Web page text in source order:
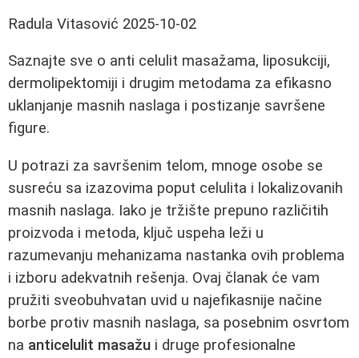
Radula Vitasović 2025-10-02
Saznajte sve o anti celulit masažama, liposukciji,
dermolipektomiji i drugim metodama za efikasno
uklanjanje masnih naslaga i postizanje savršene
figure.
U potrazi za savršenim telom, mnoge osobe se
susreću sa izazovima poput celulita i lokalizovanih
masnih naslaga. Iako je tržište prepuno različitih
proizvoda i metoda, ključ uspeha leži u
razumevanju mehanizama nastanka ovih problema
i izboru adekvatnih rešenja. Ovaj članak će vam
pružiti sveobuhvatan uvid u najefikasnije načine
borbe protiv masnih naslaga, sa posebnim osvrtom
na anticelulit masažu i druge profesionalne